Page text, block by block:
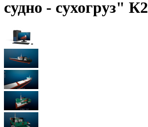
судно - сухогруз" К2